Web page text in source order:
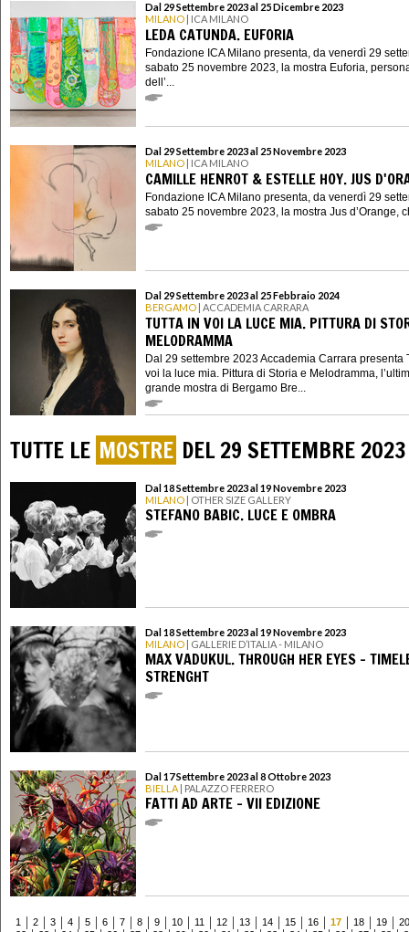
Dal 29 Settembre 2023 al 25 Dicembre 2023
MILANO | ICA MILANO
LEDA CATUNDA. EUFORIA
Fondazione ICA Milano presenta, da venerdì 29
sabato 25 novembre 2023, la mostra Euforia,
dell’...
Dal 29 Settembre 2023 al 25 Novembre 2023
MILANO | ICA MILANO
CAMILLE HENROT & ESTELLE HOY. JUS
Fondazione ICA Milano presenta, da venerdì 29
sabato 25 novembre 2023, la mostra Jus d’Orange,
Dal 29 Settembre 2023 al 25 Febbraio 2024
BERGAMO | ACCADEMIA CARRARA
TUTTA IN VOI LA LUCE MIA. PITTURA DI
MELODRAMMA
Dal 29 settembre 2023 Accademia Carrara presenta
voi la luce mia. Pittura di Storia e Melodramma,
grande mostra di Bergamo Bre...
TUTTE LE MOSTRE DEL 29 SETTEMBRE 2023
Dal 18 Settembre 2023 al 19 Novembre 2023
MILANO | OTHER SIZE GALLERY
STEFANO BABIC. LUCE E OMBRA
Dal 18 Settembre 2023 al 19 Novembre 2023
MILANO | GALLERIE D’ITALIA - MILANO
MAX VADUKUL. THROUGH HER EYES –
STRENGHT
Dal 17 Settembre 2023 al 8 Ottobre 2023
BIELLA | PALAZZO FERRERO
FATTI AD ARTE - VII EDIZIONE
1 2 3 4 5 6 7 8 9 10 11 12 13 14 15 16 17 18 19
20